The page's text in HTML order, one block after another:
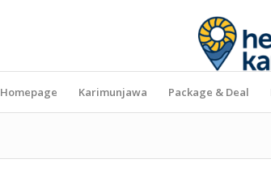
Homepage Karimunjawa Package & Deal